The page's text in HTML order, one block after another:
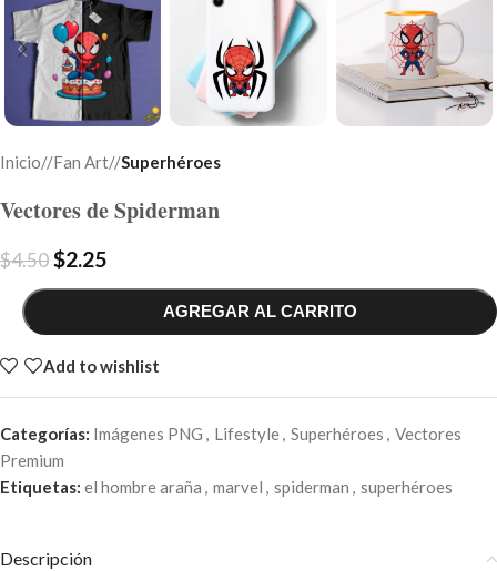
Inicio/ Fan Art/ Superhéroes
Vectores de Spiderman
$4.50$2.25
AGREGAR AL CARRITO
Add to wishlist
Categorías: Imágenes PNG , Lifestyle, Superhéroes , Vectores
Premium
Etiquetas: el hombre araña , marvel , spiderman , superhéroes
Descripción